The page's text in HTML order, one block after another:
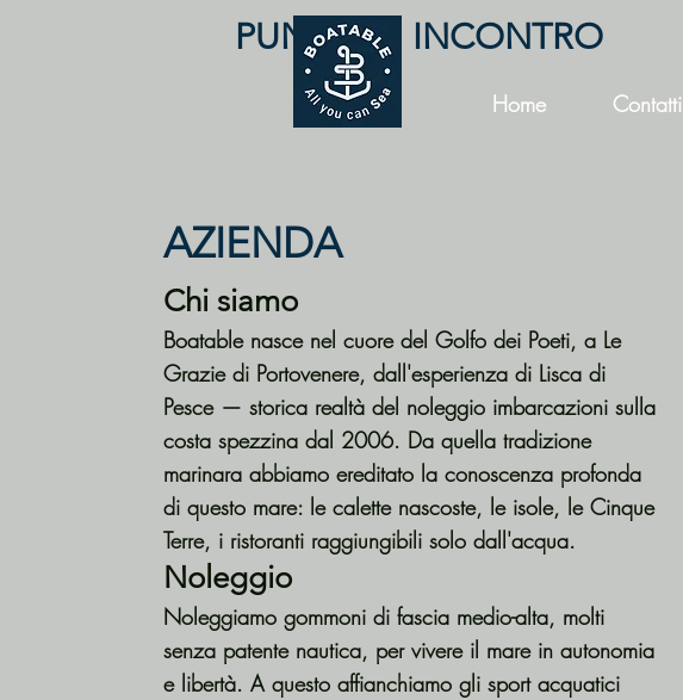
PUNTO DI INCONTRO
Home Contatti
AZIENDA
Chi siamo
Boatable nasce nel cuore del Golfo dei Poeti, a Le
Grazie di Portovenere, dall'esperienza di Lisca di
Pesce — storica realtà del noleggio imbarcazioni sulla
costa spezzina dal 2006. Da quella tradizione
marinara abbiamo ereditato la conoscenza profonda
di questo mare: le calette nascoste, le isole, le Cinque
Terre, i ristoranti raggiungibili solo dall'acqua.
Noleggio
Noleggiamo gommoni di fascia medio-alta, molti
senza patente nautica, per vivere il mare in autonomia
e libertà. A questo affianchiamo gli sport acquatici